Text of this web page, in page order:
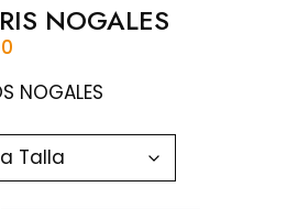
NOGALES
precios:
$116,000
hasta
$149,000
NOGALES